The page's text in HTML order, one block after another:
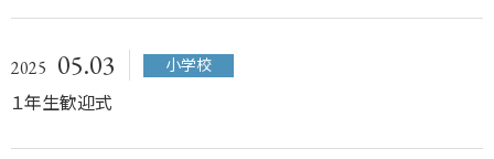
2025 05.03 小学校
１年生歓迎式